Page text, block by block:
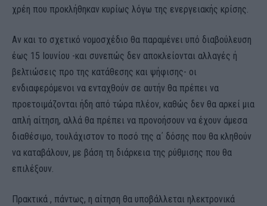
χρέη που προκλήθηκαν κυρίως λόγω της ενεργειακής κρίσης.
Αν και το σχετικό νομοσχέδιο θα παραμένει υπό διαβούλευση
έως 15 Ιουνίου -και συνεπώς δεν αποκλείονται αλλαγές ή
βελτιώσεις προ της κατάθεσης και ψήφισης- οι
ενδιαφερόμενοι να ενταχθούν σε αυτήν θα πρέπει να
προετοιμάζονται ήδη από τώρα πλέον, καθώς δεν θα αρκεί μια
απλή αίτηση, αλλά θα πρέπει να προνοήσουν να έχουν άμεσα
διαθέσιμο, τουλάχιστον το ποσό της α΄ δόσης που θα κληθούν
να καταβάλουν, με βάση τη διάρκεια της ρύθμισης που θα
επιλέξουν.
Πρακτικά , πάντως, η αίτηση θα υποβάλλεται ηλεκτρονικά